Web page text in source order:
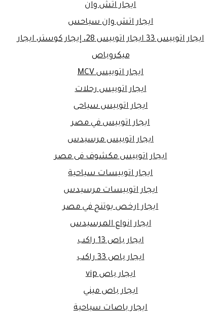
ايجار اتش وان
ايجار اتش وان سياحس
ايجار اتوبيس 33 ايجار اتوبيس 28، إيجار كوستر، ايجار
ميكروباص
ايجار اتوبيس MCV
ايجار اتوبيس رحلات
ايجار اتوبيس سياحى
ايجار اتوبيس في مصر
ايجار اتوبيس مرسيدس
ايجار اتوبيس مكشوف فى مصر
ايجار اتوبيسات سياحية
ايجار اتوبيسات مرسيدس
ايجار ارخص يوتنج في مصر
ايجار انواع المرسيدس
ايجار باص 13 راكب
ايجار باص 33 راكب
ايجار باص vip
ايجار باص ميني
ايجار باصات سياحية